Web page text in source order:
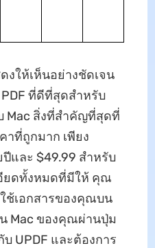
งให้เห็นอย่างชัดเจน
PDF ที่ดีที่สุดสำหรับ
Mac สิ่งที่สำคัญที่สุดที่
าที่ถูกมาก เพียง
และ $49.99 สำหรับ
ยดทั้งหมดที่มีให้ คุณ
ใช้เอกสารของคุณบน
Mac ของคุณผ่านปุ่ม
UPDF และต้องการ